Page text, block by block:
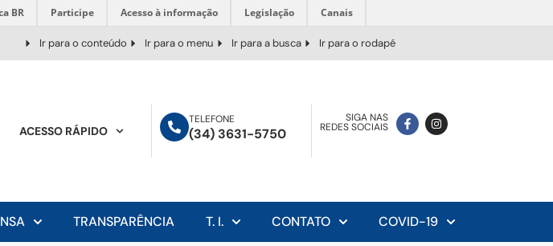
BR Participe Acesso à informação Legislação Canais
Ir para o conteúdo Ir para o menu Ir para a busca Ir para o rodapé
ACESSO RÁPIDO
TELEFONE
(34) 3631-5750
SIGA NAS
REDES SOCIAIS
TRANSPARÊNCIA T. I. CONTATO COVID-19